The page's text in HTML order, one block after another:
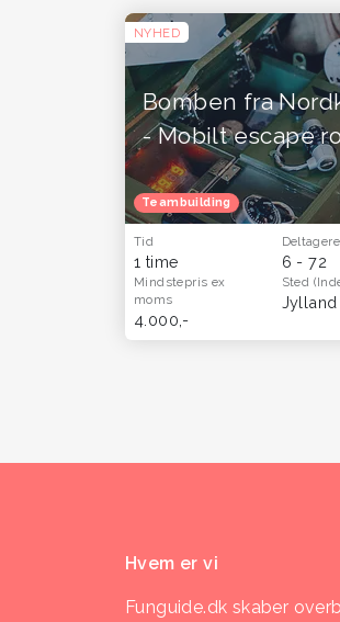
NYHED
Bomben fra
- Mobilt escape
Teambuilding
Tid
1 time
Deltagere
6 - 72
Mindstepris ex
moms
4.000,-
Sted
Jylland
Hvem er vi
Funguide.dk skaber